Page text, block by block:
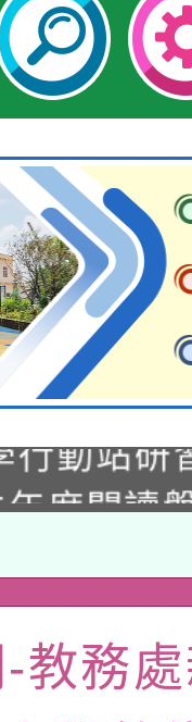
第2次
告(無人
行動站研
度閱讀
師名單
教學軟
教務